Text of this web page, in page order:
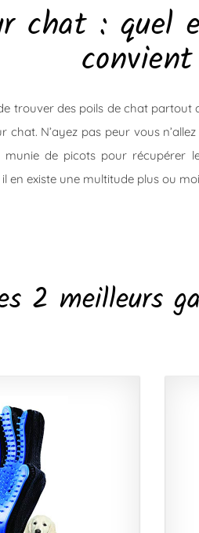
chat : quel
trouver des poils de chat
chat. N’ayez pas peur vous
de picots pour récupérer
en existe une multitude plus ou
2 meilleurs